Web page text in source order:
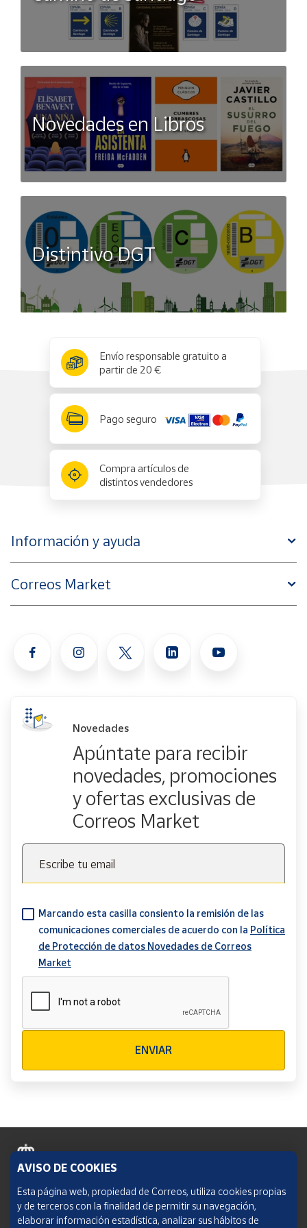
avanzada proporciona un sistema de vigilancia completo,
garantizando la seguridad y la tranquilidad.
Novedades en Libros
Distintivo DGT
Envío responsable gratuito a
partir de 20 €
Pago seguro
Compra artículos de
distintos vendedores
Información y ayuda
Correos Market
Novedades
Apúntate para recibir
novedades, promociones
y ofertas exclusivas de
Correos Market
Escribe tu email
Marcando esta casilla consiento la remisión de las
comunicaciones comerciales de acuerdo con la Política
de Protección de datos Novedades de Correos
Market
ENVIAR
Política de cookies
Aviso legal
AVISO DE COOKIES
Esta página web, propiedad de Correos, utiliza cookies propias
y de terceros con la finalidad de permitir su navegación,
elaborar información estadística, analizar sus hábitos de